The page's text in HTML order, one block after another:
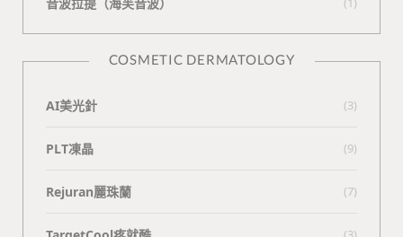
COSMETIC DERMATOLOGY
AI美光針 (3)
PLT凍晶 (9)
Rejuran麗珠蘭 (7)